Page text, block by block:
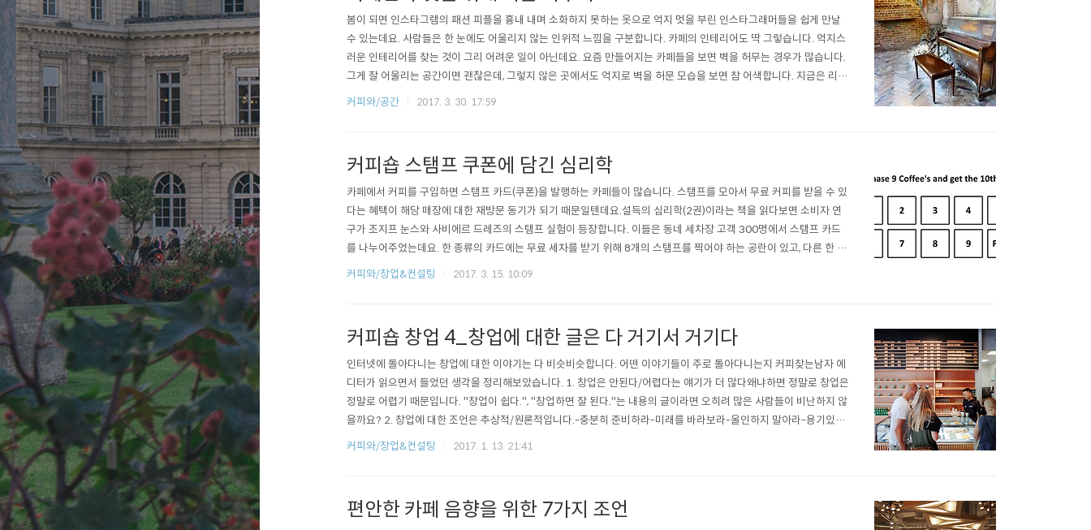
봄이 되면 인스타그램의 패션 피플을 흉내 내며 소화하지 못하는 옷으로 억지 멋을 부린 인스타그래머들을 쉽게 만날
수 있는데요. 사람들은 한 눈에도 어울리지 않는 인위적 느낌을 구분합니다. 카페의 인테리어도 딱 그렇습니다. 억지스
러운 인테리어를 찾는 것이 그리 어려운 일이 아닌데요. 요즘 만들어지는 카페들을 보면 벽을 허무는 경우가 많습니다.
그게 잘 어울리는 공간이면 괜찮은데, 그렇지 않은 곳에서도 억지로 벽을 허문 모습을 보면 참 어색합니다. 지금은 리뉴
얼된 것으로 알고 있지만, 과거 젠틀몬스터 가로수길 쇼룸 정도면, 이건 예술이라고 해야겠죠. 허문 벽뿐만 아니라 공간
커피와/공간 2017. 3. 30. 17:59
커피숍 스탬프 쿠폰에 담긴 심리학
카페에서 커피를 구입하면 스탬프 카드(쿠폰)을 발행하는 카페들이 많습니다. 스탬프를 모아서 무료 커피를 받을 수 있
다는 혜택이 해당 매장에 대한 재방문 동기가 되기 때문일텐데요.설득의 심리학(2권)이라는 책을 읽다보면 소비자 연
구가 조지프 눈스와 사비에르 드레즈의 스탬프 실험이 등장합니다. 이들은 동네 세차장 고객 300명에서 스탬프 카드
를 나누어주었는데요. 한 종류의 카드에는 무료 세차를 받기 위해 8개의 스탬프를 찍어야 하는 공란이 있고, 다른 한 종
류의 카드에는 무료 세차를 받기 위해 10개의 스탬프를 찍어야 하지만 두 개의 스탬프가 미리 찍혀 있었습니다. 결과적
커피와/창업&컨설팅 2017. 3. 15. 10:09
커피숍 창업 4_창업에 대한 글은 다 거기서 거기다
인터넷에 돌아다니는 창업에 대한 이야기는 다 비슷비슷합니다. 어떤 이야기들이 주로 돌아다니는지 커피찾는남자 에
디터가 읽으면서 들었던 생각을 정리해보았습니다. 1. 창업은 안된다/어렵다는 얘기가 더 많다왜냐하면 정말로 창업은
정말로 어렵기 때문입니다. "창업이 쉽다.", "창업하면 잘 된다."는 내용의 글이라면 오히려 많은 사람들이 비난하지 않
을까요? 2. 창업에 대한 조언은 추상적/원론적입니다.-충분히 준비하라-미래를 바라보라-올인하지 말아라-용기있게
도전하라-대박 환상은 버려라등등 그럴 수 밖에요. 치열한 시장에서 살아남는 방법은 case by case 입니다. 그런데
커피와/창업&컨설팅 2017. 1. 13. 21:41
편안한 카페 음향을 위한 7가지 조언